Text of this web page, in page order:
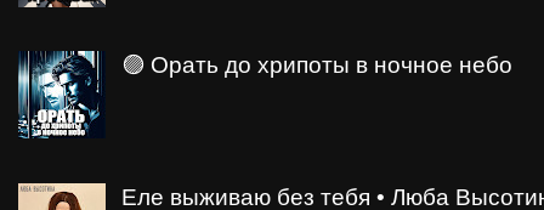
🟣 Орать до хрипоты в ночное небо
Еле выживаю без тебя • Люба